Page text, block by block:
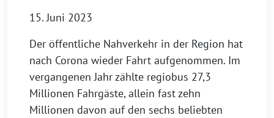
15. Juni 2023
Der öffentliche Nahverkehr in der Region hat
nach Corona wieder Fahrt aufgenommen. Im
vergangenen Jahr zählte regiobus 27,3
Millionen Fahrgäste, allein fast zehn
Millionen davon auf den sechs beliebten